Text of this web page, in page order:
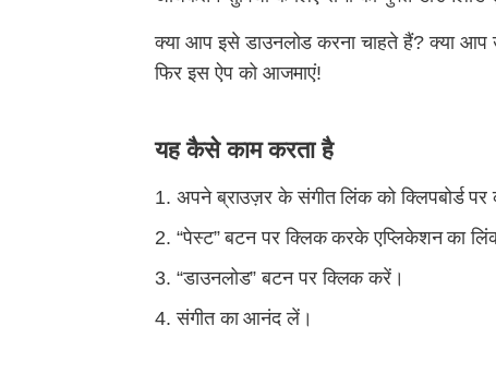
क्या आप इसे डाउनलोड करना चाहते हैं? क्या आप
फिर इस ऐप को आजमाएं!
यह कैसे काम करता है
अपने ब्राउज़र के संगीत लिंक को क्लिपबोर्ड पर
“पेस्ट” बटन पर क्लिक करके एप्लिकेशन का
“डाउनलोड” बटन पर क्लिक करें।
संगीत का आनंद लें।